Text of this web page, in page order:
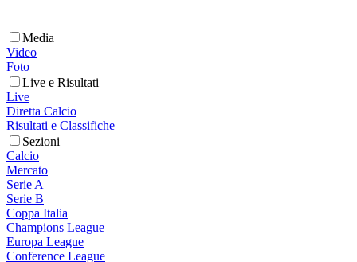
Media
Video
Foto
Live e Risultati
Live
Diretta Calcio
Risultati e Classifiche
Sezioni
Calcio
Mercato
Serie A
Serie B
Coppa Italia
Champions League
Europa League
Conference League